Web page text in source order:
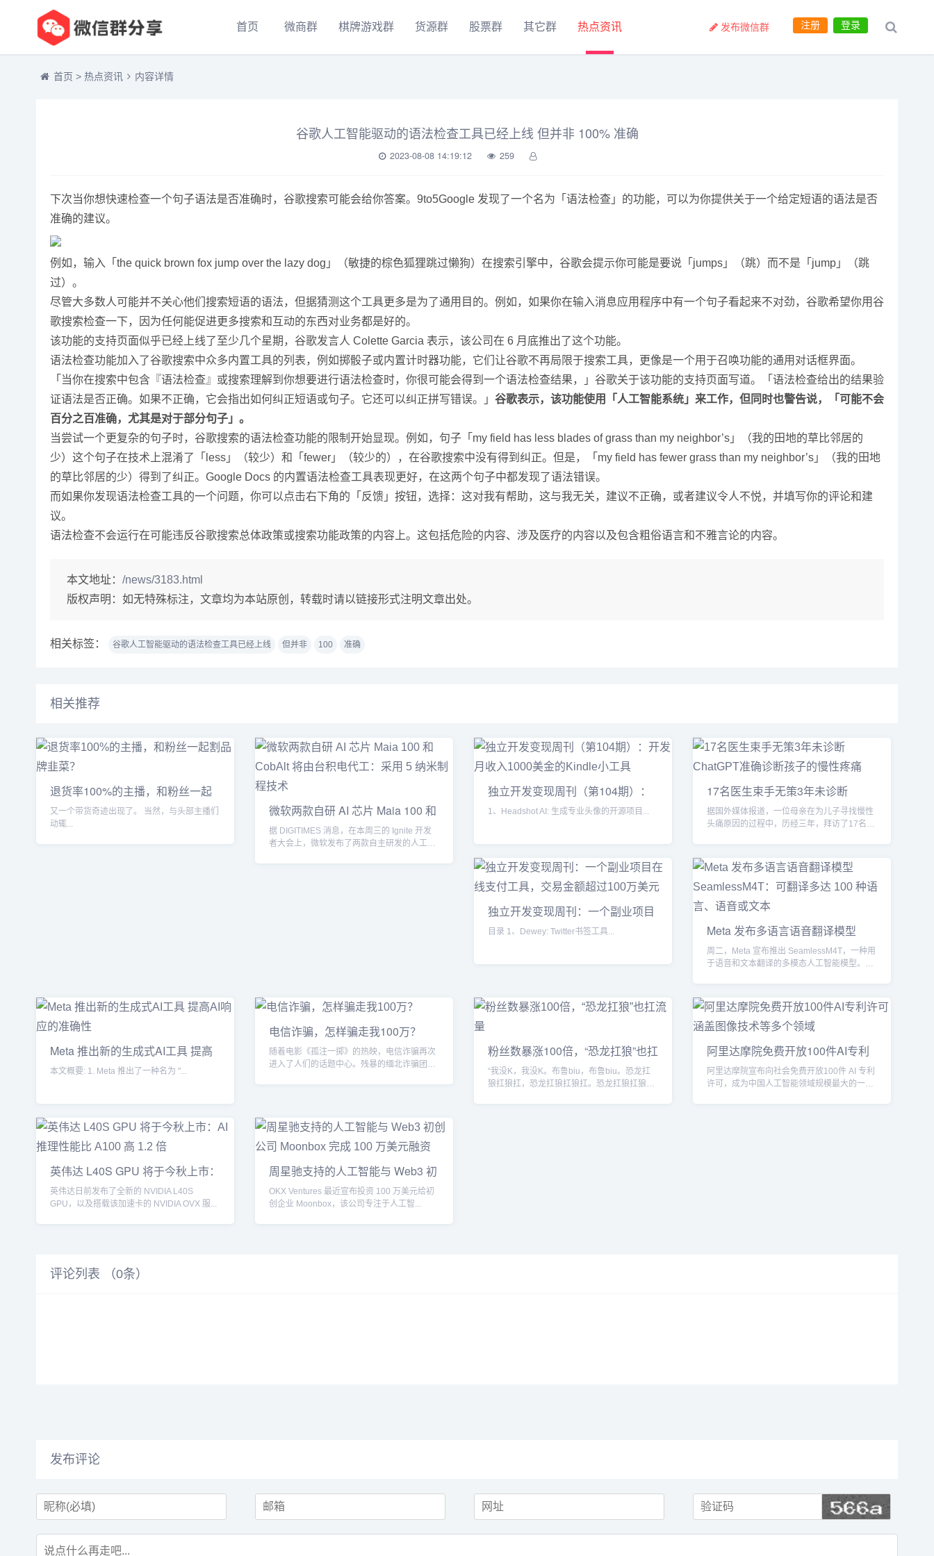
首页 微商群 棋牌游戏群 货源群 股票群 其它群 热点资讯 登录
注册
发布微信群
首页 > 热点资讯 内容详情
谷歌人工智能驱动的语法检查工具已经上线 但并非 100% 准确
2023-08-08 14:19:12 259
下次当你想快速检查一个句子语法是否准确时，谷歌搜索可能会给你答案。9to5Google 发现了一个名为「语法检查」的功能，可以为你提供关于一个给定短语的语法是否
准确的建议。
例如，输入「the quick brown fox jump over the lazy dog」（敏捷的棕色狐狸跳过懒狗）在搜索引擎中，谷歌会提示你可能是要说「jumps」（跳）而不是「jump」（跳
过）。
尽管大多数人可能并不关心他们搜索短语的语法，但据猜测这个工具更多是为了通用目的。例如，如果你在输入消息应用程序中有一个句子看起来不对劲，谷歌希望你用谷
歌搜索检查一下，因为任何能促进更多搜索和互动的东西对业务都是好的。
该功能的支持页面似乎已经上线了至少几个星期，谷歌发言人 Colette Garcia 表示，该公司在 6 月底推出了这个功能。
语法检查功能加入了谷歌搜索中众多内置工具的列表，例如掷骰子或内置计时器功能，它们让谷歌不再局限于搜索工具，更像是一个用于召唤功能的通用对话框界面。
「当你在搜索中包含『语法检查』或搜索理解到你想要进行语法检查时，你很可能会得到一个语法检查结果，」谷歌关于该功能的支持页面写道。「语法检查给出的结果验
证语法是否正确。如果不正确，它会指出如何纠正短语或句子。它还可以纠正拼写错误。」 谷歌表示，该功能使用「人工智能系统」来工作，但同时也警告说，「可能不会
百分之百准确，尤其是对于部分句子」。
当尝试一个更复杂的句子时，谷歌搜索的语法检查功能的限制开始显现。例如，句子「my field has less blades of grass than my neighbor’s」（我的田地的草比邻居的
少）这个句子在技术上混淆了「less」（较少）和「fewer」（较少的），在谷歌搜索中没有得到纠正。但是，「my field has fewer grass than my neighbor’s」（我的田地
的草比邻居的少）得到了纠正。Google Docs 的内置语法检查工具表现更好，在这两个句子中都发现了语法错误。
而如果你发现语法检查工具的一个问题，你可以点击右下角的「反馈」按钮，选择：这对我有帮助，这与我无关，建议不正确，或者建议令人不悦，并填写你的评论和建
议。
语法检查不会运行在可能违反谷歌搜索总体政策或搜索功能政策的内容上。这包括危险的内容、涉及医疗的内容以及包含粗俗语言和不雅言论的内容。
本文地址： /news/3183.html
版权声明： 如无特殊标注，文章均为本站原创，转载时请以链接形式注明文章出处。
相关标签： 谷歌人工智能驱动的语法检查工具已经上线 但并非 100 准确
相关推荐
退货率100%的主播，和粉丝一起
割品牌
又一个带货奇迹出现了。 当然，与头部主播们
动辄...
微软两款自研 AI 芯片 Maia 100 和
据 DIGITIMES 消息，在本周三的 Ignite 开发
者大会上，微软发布了两款自主研发的人工
独立开发变现周刊（第104期）：
开发月收
1、Headshot AI: 生成专业头像的开源项目...
17名医生束手无策3年未诊断
ChatGP
据国外媒体报道，一位母亲在为儿子寻找慢性
头痛原因的过程中，历经三年，拜访了17名各
独立开发变现周刊：一个副业项目
在线目录 1、Dewey: Twitter书签工具...
Meta 发布多语言语音翻译模型
Seam
周二，Meta 宣布推出 SeamlessM4T，一种用
于语音和文本翻译的多模态人工智能模型。作
Meta 推出新的生成式AI工具 提高
AI
本文概要: 1. Meta 推出了一种名为 "...
电信诈骗，怎样骗走我100万？
随着电影《孤注一掷》的热映，电信诈骗再次
进入了人们的话题中心。残暴的缅北诈骗团
粉丝数暴涨100倍，“恐龙扛狼”也扛
“我没K，我没K。布鲁biu，布鲁biu。恐龙扛
狼扛狼扛，恐龙扛狼扛狼扛。恐龙扛狼扛狼
阿里达摩院免费开放100件AI专利
许
阿里达摩院宣布向社会免费开放100件 AI 专利
许可，成为中国人工智能领域规模最大的一次
英伟达 L40S GPU 将于今秋上市：
AI
英伟达日前发布了全新的 NVIDIA L40S
GPU，以及搭载该加速卡的 NVIDIA OVX 服...
周星驰支持的人工智能与 Web3 初
创
OKX Ventures 最近宣布投资 100 万美元给初
创企业 Moonbox，该公司专注于人工智...
评论列表 （0条）
发布评论